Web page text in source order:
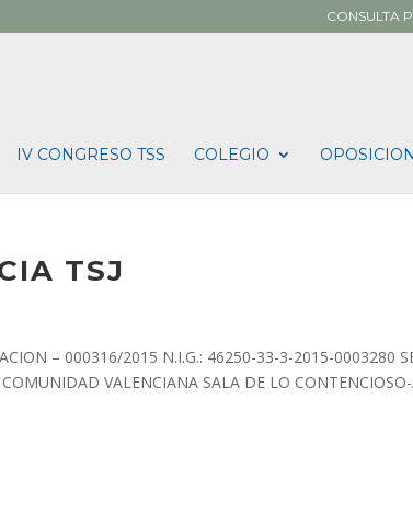
CONSULTA
IV CONGRESO TSS COLEGIO
TSJ
– 000316/2015 N.I.G.: 46250-33-3-2015-0003280
VALENCIANA SALA DE LO